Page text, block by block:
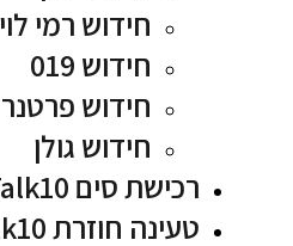
חידוש רמי לוי
חידוש 019
חידוש פרטנר
חידוש גולן
רכישת סים Talk10
טעינה חוזרת Talk10